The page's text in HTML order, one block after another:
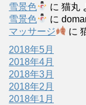
雪景色
に猫丸
雪景色
に
マッサージ
に
2018年5月
2018年4月
2018年3月
2018年2月
2018年1月